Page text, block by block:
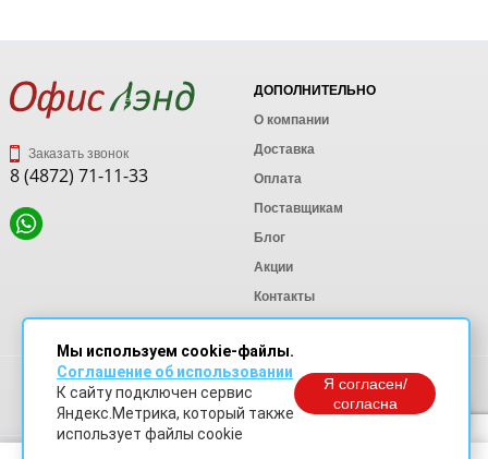
Заказать звонок
8 (4872) 71-11-33
ДОПОЛНИТЕЛЬНО
О компании
Доставка
Оплата
Поставщикам
Блог
Акции
Контакты
Политика конфиденциальности
Согласие на обработку персональных данных
Согласие на обработку данных Яндекс Метрика
Мы используем cookie-файлы.
Соглашение об использовании
К сайту подключен сервис
Яндекс.Метрика, который также
использует файлы cookie
Я согласен/
согласна